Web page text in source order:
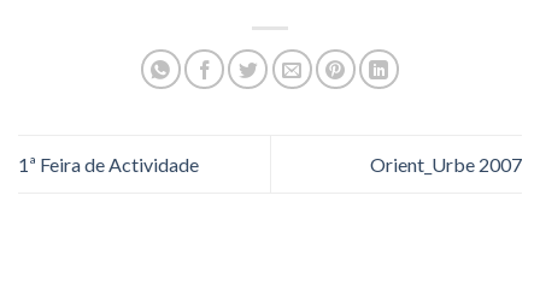
1ª Feira de Actividade Orient_Urbe 2007